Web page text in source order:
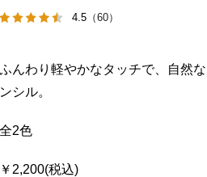
4.5 （60）
ふんわり軽やかなタッチで、自然
ンシル。
全2色
￥2,200(税込)